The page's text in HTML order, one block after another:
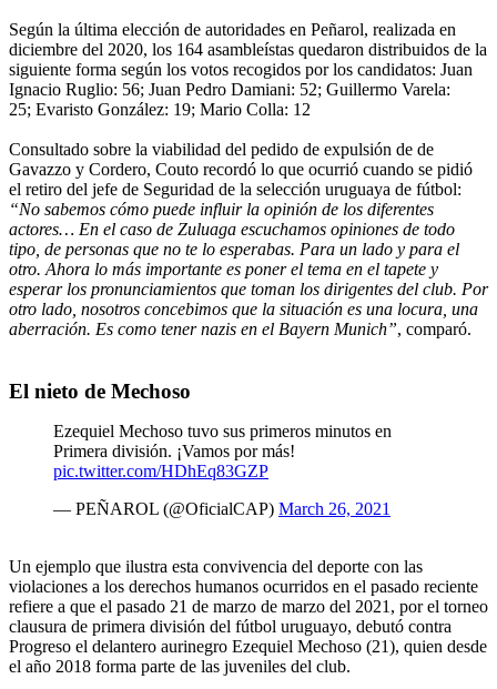
Según la última elección de autoridades en Peñarol, realizada en
diciembre del 2020, los 164 asambleístas quedaron distribuidos de la
siguiente forma según los votos recogidos por los candidatos: Juan
Ignacio Ruglio: 56; Juan Pedro Damiani: 52; Guillermo Varela:
25; Evaristo González: 19; Mario Colla: 12
Consultado sobre la viabilidad del pedido de expulsión de de
Gavazzo y Cordero, Couto recordó lo que ocurrió cuando se pidió
el retiro del jefe de Seguridad de la selección uruguaya de fútbol:
“No sabemos cómo puede influir la opinión de los diferentes
actores… En el caso de Zuluaga escuchamos opiniones de todo
tipo, de personas que no te lo esperabas. Para un lado y para el
otro. Ahora lo más importante es poner el tema en el tapete y
esperar los pronunciamientos que toman los dirigentes del club. Por
otro lado, nosotros concebimos que la situación es una locura, una
aberración. Es como tener nazis en el Bayern Munich”, comparó.
El nieto de Mechoso
Ezequiel Mechoso tuvo sus primeros minutos en
Primera división. ¡Vamos por más!
pic.twitter.com/HDhEq83GZP
— PEÑAROL (@OficialCAP) March 26, 2021
Un ejemplo que ilustra esta convivencia del deporte con las
violaciones a los derechos humanos ocurridos en el pasado reciente
refiere a que el pasado 21 de marzo de marzo del 2021, por el torneo
clausura de primera división del fútbol uruguayo, debutó contra
Progreso el delantero aurinegro Ezequiel Mechoso (21), quien desde
el año 2018 forma parte de las juveniles del club.